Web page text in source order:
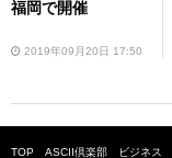
福岡で開催
2019年09月20日 17:50
TOP ASCII倶楽部 ビジネス